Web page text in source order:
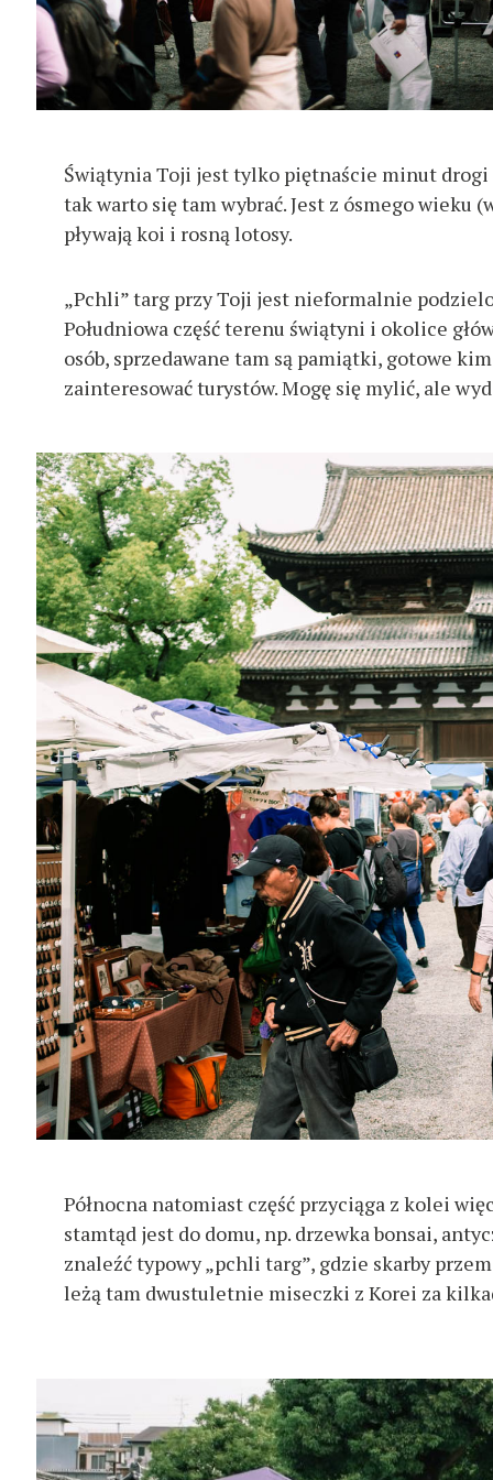
Świątynia Toji jest tylko piętnaście minut
tak warto się tam wybrać. Jest z ósmego wieku
pływają koi i rosną lotosy.
„Pchli” targ przy Toji jest nieformalnie
Południowa część terenu świątyni i okolice
osób, sprzedawane tam są pamiątki, gotowe
zainteresować turystów. Mogę się mylić, ale
Północna natomiast część przyciąga z kolei
stamtąd jest do domu, np. drzewka bonsai,
znaleźć typowy „pchli targ”, gdzie skarby
leżą tam dwustuletnie miseczki z Korei za
k
j
: